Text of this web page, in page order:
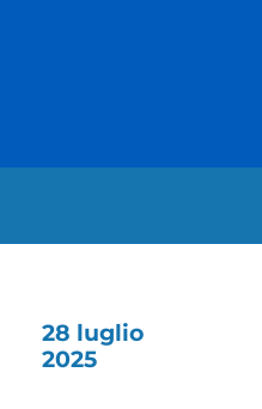
28 luglio
2025